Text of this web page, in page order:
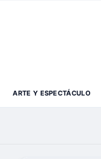
ARTE Y ESPECTÁCULO